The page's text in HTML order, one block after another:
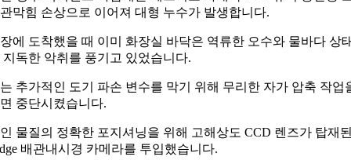
막힘 손상으로 이어져 대형 누수가 발생합니다.
에 도착했을 때 이미 화장실 바닥은 역류한 오수와 물바다 상
지독한 악취를 풍기고 있었습니다.
추가적인 도기 파손 변수를 막기 위해 무리한 자가 압축 작업
중단시켰습니다.
물질의 정확한 포지셔닝을 위해 고해상도 CCD 렌즈가 탑재
배관내시경 카메라를 투입했습니다.